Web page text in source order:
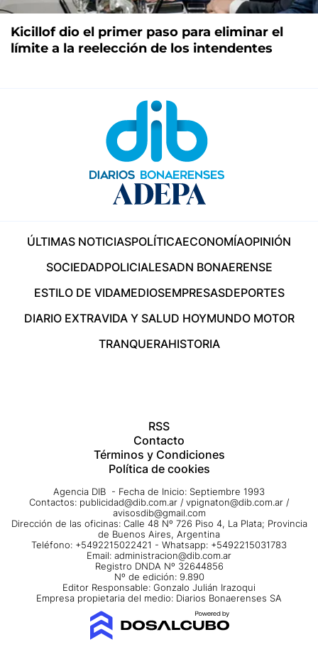
Kicillof dio el primer paso para eliminar el
límite a la reelección de los intendentes
ÚLTIMAS NOTICIASPOLÍTICAECONOMÍAOPINIÓN
SOCIEDADPOLICIALESADN BONAERENSE
ESTILO DE VIDAMEDIOSEMPRESASDEPORTES
DIARIO EXTRAVIDA Y SALUD HOYMUNDO MOTOR
TRANQUERAHISTORIA
RSS
Contacto
Términos y Condiciones
Política de cookies
Agencia DIB - Fecha de Inicio: Septiembre 1993
Contactos: publicidad@dib.com.ar / vpignaton@dib.com.ar /
avisosdib@gmail.com
Dirección de las oficinas: Calle 48 Nº 726 Piso 4, La Plata; Provincia
de Buenos Aires, Argentina
Teléfono: +5492215022421 - Whatsapp: +5492215031783
Email: administracion@dib.com.ar
Registro DNDA Nº 32644856
Nº de edición: 9.890
Editor Responsable: Gonzalo Julián Irazoqui
Empresa propietaria del medio: Diarios Bonaerenses SA